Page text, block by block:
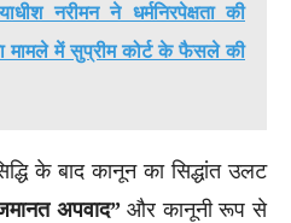
नरीमन ने धर्मनिरपेक्षता की
मामले में सुप्रीम कोर्ट के फैसले की
के बाद कानून का सिद्धांत उलट
अपवाद”और कानूनी रूप से